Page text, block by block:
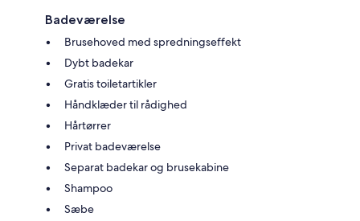
Badeværelse
Brusehoved med spredningseffekt
Dybt badekar
Gratis toiletartikler
Håndklæder til rådighed
Hårtørrer
Privat badeværelse
Separat badekar og brusekabine
Shampoo
Sæbe